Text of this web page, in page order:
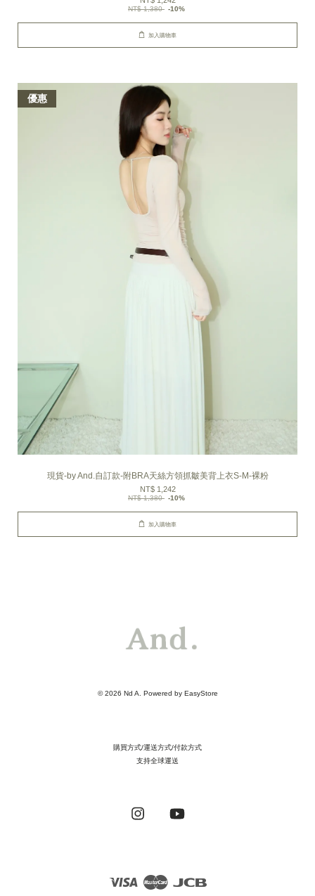
NT$ 1,380 -10%
加入購物車
優惠
現貨-by And.自訂款-附BRA天絲方領抓皺美背上衣S-M-裸粉
NT$ 1,242
NT$ 1,380 -10%
加入購物車
© 2026 Nd A. Powered by EasyStore
購買方式/運送方式/付款方式
支持全球運送
Instagram
Visa Master